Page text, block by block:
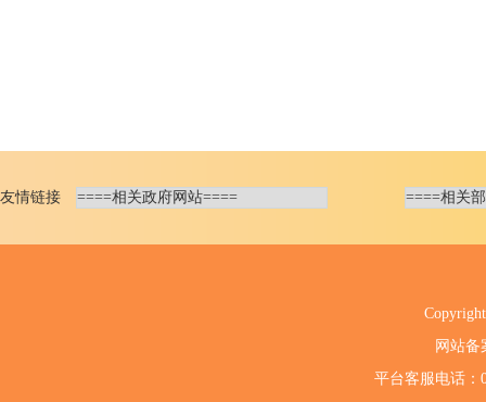
友情链接
网站
平台客服电话：